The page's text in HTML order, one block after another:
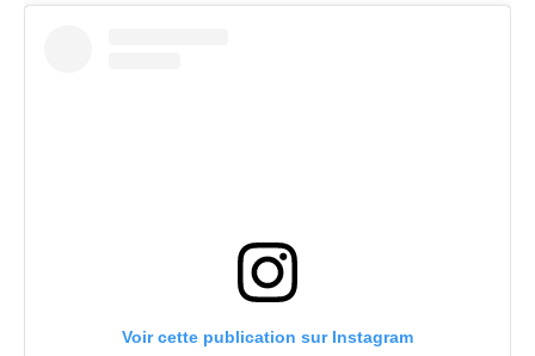
Voir cette publication sur Instagram